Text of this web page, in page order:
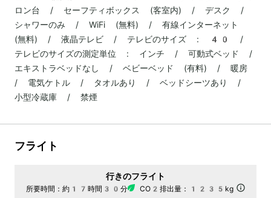
ロン台 / セーフティボックス (客室内) / デスク /
シャワーのみ / WiFi (無料) / 有線インターネット
(無料) / 液晶テレビ / テレビのサイズ : 40 /
テレビのサイズの測定単位 : インチ / 可動式ベッド /
エキストラベッドなし / ベビーベッド (有料) / 暖房
/ 電気ケトル / タオルあり / ベッドシーツあり /
小型冷蔵庫 / 禁煙
フライト
行きのフライト
所要時間： 約17時間30分 CO2排出量： 1235kg